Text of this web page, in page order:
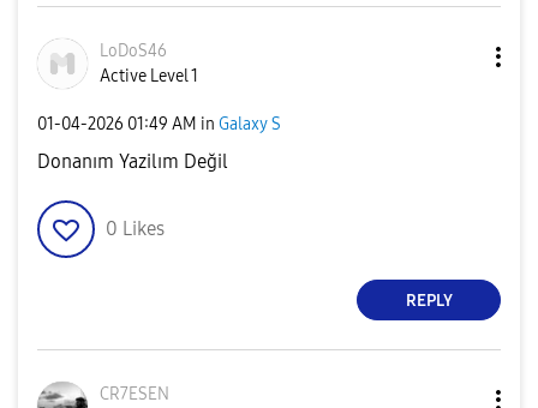
LoDoS46
Active Level 1
‎01-04-2026 01:49 AM in Galaxy S
Donanım Yazilım Değil
0 Likes
REPLY
CR7ESEN